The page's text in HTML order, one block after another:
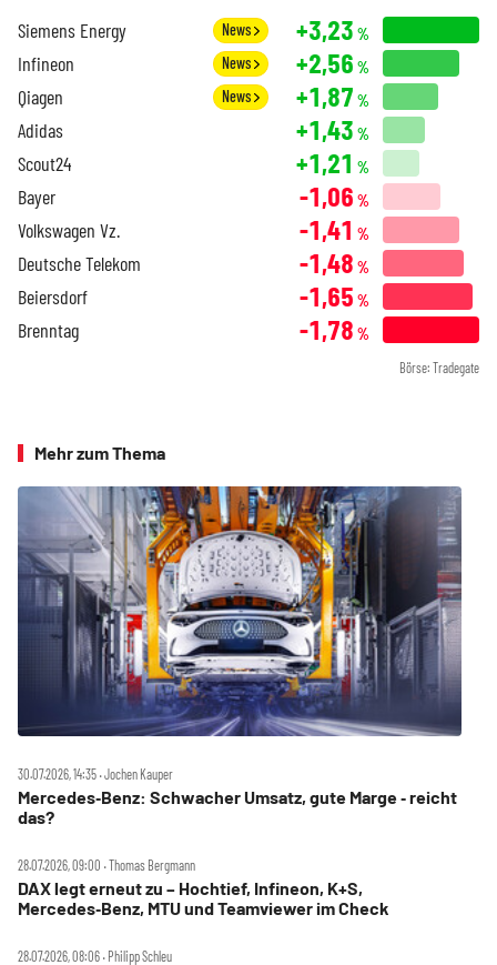
Siemens Energy News +3,23 %
Infineon News +2,56 %
Qiagen News +1,87 %
Adidas +1,43 %
Scout24 +1,21 %
Bayer -1,06 %
Volkswagen Vz. -1,41 %
Deutsche Telekom -1,48 %
Beiersdorf -1,65 %
Brenntag -1,78 %
Börse: Tradegate
Mehr zum Thema
30.07.2026, 14:35 ‧ Jochen Kauper
Mercedes‑Benz: Schwacher Umsatz, gute Marge ‑ reicht
das?
28.07.2026, 09:00 ‧ Thomas Bergmann
DAX legt erneut zu – Hochtief, Infineon, K+S,
Mercedes‑Benz, MTU und Teamviewer im Check
28.07.2026, 08:06 ‧ Philipp Schleu